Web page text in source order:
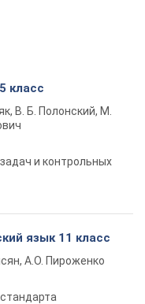
класс
В. Б. Полонский, М.
и контрольных
язык 11 класс
А.О. Пироженко